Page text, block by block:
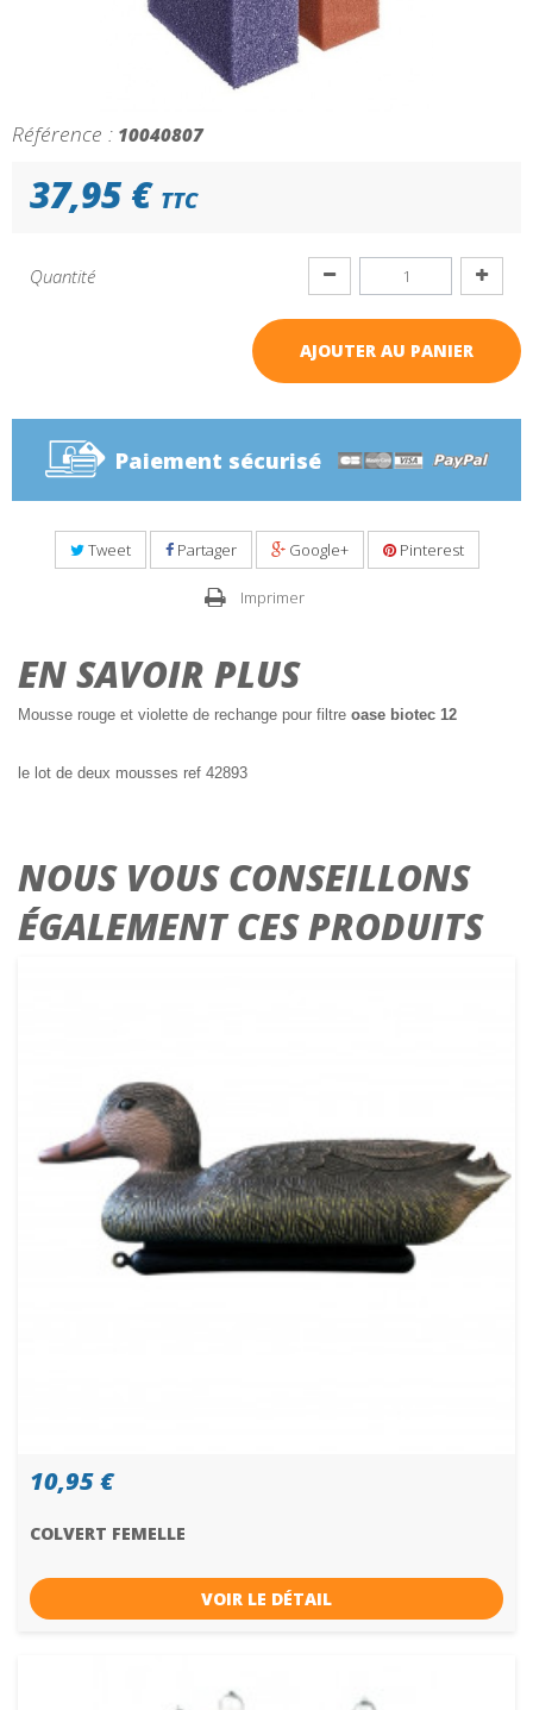
Référence : 10040807
37,95 € TTC
Quantité
AJOUTER AU PANIER
Paiement sécurisé
Tweet Partager Google+ Pinterest
Imprimer
EN SAVOIR PLUS
Mousse rouge et violette de rechange pour filtre oase biotec 12
le lot de deux mousses ref 42893
NOUS VOUS CONSEILLONS
ÉGALEMENT CES PRODUITS
10,95 €
COLVERT FEMELLE
VOIR LE DÉTAIL